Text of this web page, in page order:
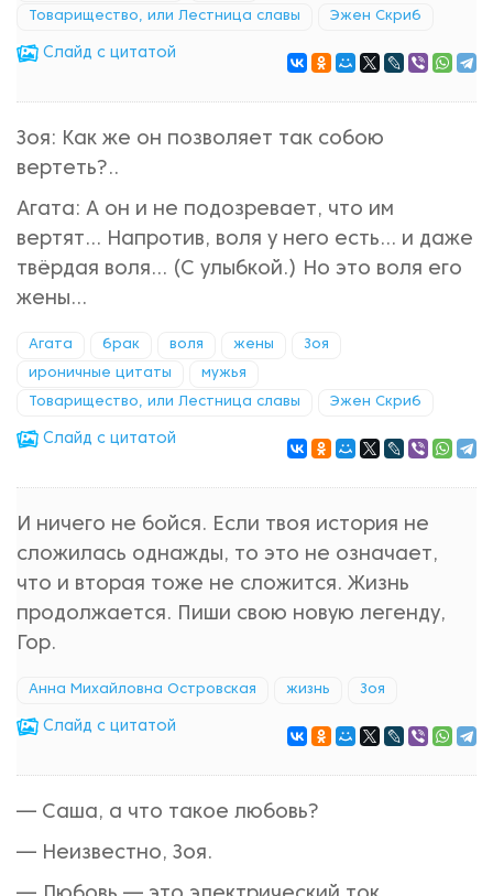
Товарищество, или Лестница славы Эжен Скриб
Cлайд с цитатой
Зоя: Как же он позволяет так собою
вертеть?..
Агата: А он и не подозревает, что им
вертят... Напротив, воля у него есть... и даже
твёрдая воля... (С улыбкой.) Но это воля его
жены...
Агата брак воля жены Зоя
ироничные цитаты мужья
Товарищество, или Лестница славы Эжен Скриб
Cлайд с цитатой
И ничего не бойся. Если твоя история не
сложилась однажды, то это не означает,
что и вторая тоже не сложится. Жизнь
продолжается. Пиши свою новую легенду,
Гор.
Анна Михайловна Островская жизнь Зоя
Cлайд с цитатой
— Саша, а что такое любовь?
— Неизвестно, Зоя.